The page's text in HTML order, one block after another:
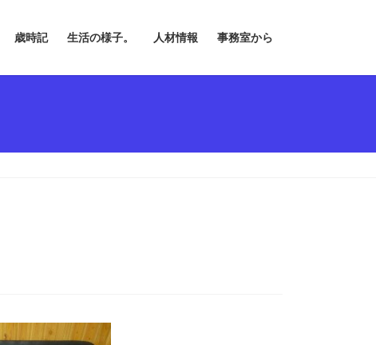
歳時記 生活の様子。 人材情報 事務室から